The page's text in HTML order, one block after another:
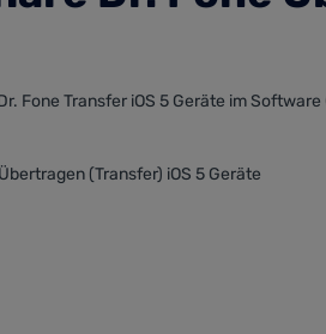
Fone Transfer iOS 5 Geräte im